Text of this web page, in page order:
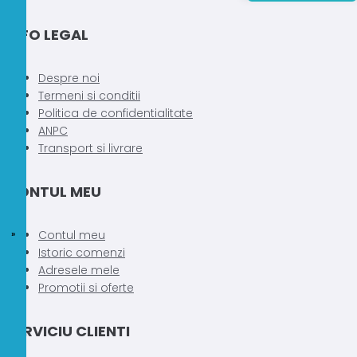
INFO LEGAL
Despre noi
Termeni si conditii
Politica de confidentialitate
ANPC
Transport si livrare
CONTUL MEU
Contul meu
Istoric comenzi
Adresele mele
Promotii si oferte
SERVICIU CLIENTI